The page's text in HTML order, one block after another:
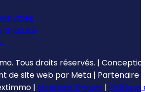
utiles
Gratuite
Tous droits réservés. |
de site web par Meta | Partenaire
| Mentions légales | Politique